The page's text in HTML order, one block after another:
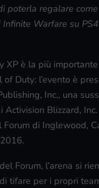
poterla regalare
Infinite Warfare su
XP è la più
of Duty: l’evento è
Inc., una
Activision Blizzard,
Forum di Inglewood,
Forum, l’arena si
tifare per i propri